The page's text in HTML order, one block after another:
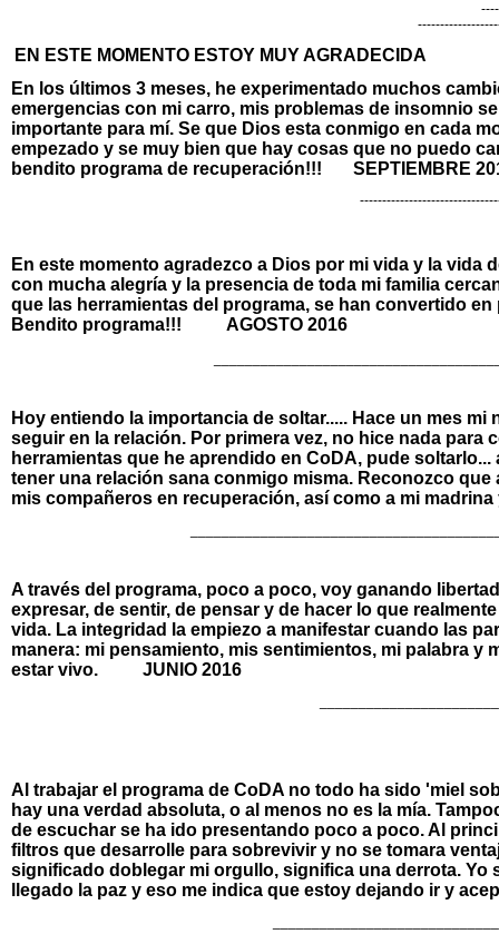
EN ESTE MOMENTO ESTOY MUY AGRADECIDA
En los últimos 3 meses, he experimentado muchos
emergencias con mi carro, mis problemas de insomnio
importante para mí. Se que Dios esta conmigo en cada
empezado y se muy bien que hay cosas que no puedo
bendito programa de recuperación!!! SEPTIEMBRE
En este momento agradezco a Dios por mi vida y la
con mucha alegría y la presencia de toda mi familia
que las herramientas del programa, se han convertido
Bendito programa!!! AGOSTO 2016
Hoy entiendo la importancia de soltar..... Hace un mes
seguir en la relación. Por primera vez, no hice nada
herramientas que he aprendido en CoDA, pude
tener una relación sana conmigo misma. Reconozco
mis compañeros en recuperación, así como a mi
A través del programa, poco a poco, voy ganando
expresar, de sentir, de pensar y de hacer lo que
vida. La integridad la empiezo a manifestar cuando las
manera: mi pensamiento, mis sentimientos, mi palabra
estar vivo. JUNIO 2016
Al trabajar el programa de CoDA no todo ha sido 'miel
hay una verdad absoluta, o al menos no es la mía.
de escuchar se ha ido presentando poco a poco. Al
filtros que desarrolle para sobrevivir y no se tomara
significado doblegar mi orgullo, significa una derrota. Yo
llegado la paz y eso me indica que estoy dejando ir y